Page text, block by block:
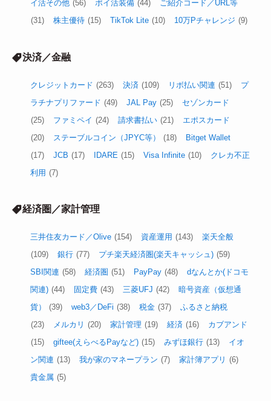
イ活その他 (56) ポイ活装備 (44)
ご紹介コード／URL等
(31)
株主優待 (15) TikTok Lite (10) 10万Pチャレンジ (9)
決済／金融
クレジットカード (263) 決済 (109) リボ払い関連 (51)
プ
ラチナプリファード (49) JAL Pay (25)
セゾンカード
(25)
ファミペイ (24) 請求書払い (21)
エポスカード
(20)
ステーブルコイン（JPYC等） (18)
Bitget Wallet
(17)
JCB (17) IDARE (15) Visa Infinite (10)
クレカ不正
利用 (7)
経済圏／家計管理
三井住友カード／Olive (154) 資産運用 (143)
楽天全般
(109)
銀行 (77) プチ楽天経済圏(楽天キャッシュ) (59)
SBI関連 (58) 経済圏 (51) PayPay (48)
dなんとか(ドコモ
関連) (44) 固定費 (43) 三菱UFJ (42)
暗号資産（仮想通
貨）
(39) web3／DeFi (38) 税金 (37)
ふるさと納税
(23)
メルカリ (20) 家計管理 (19) 経済 (16)
カブアンド
(15)
giftee(えらべるPayなど) (15) みずほ銀行 (13)
イオ
ン関連 (13) 我が家のマネープラン (7) 家計簿アプリ (6)
貴金属 (5)